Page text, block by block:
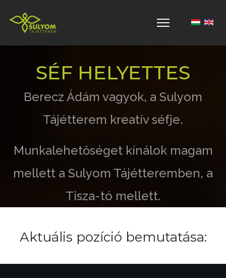
SÉF HELYETTES
Berecz Ádám vagyok, a Sulyom
Tájétterem kreatív séfje.
Munkalehetőséget kínálok magam
mellett a Sulyom Tájétteremben, a
Tisza-tó mellett.
Aktuális pozíció bemutatása: